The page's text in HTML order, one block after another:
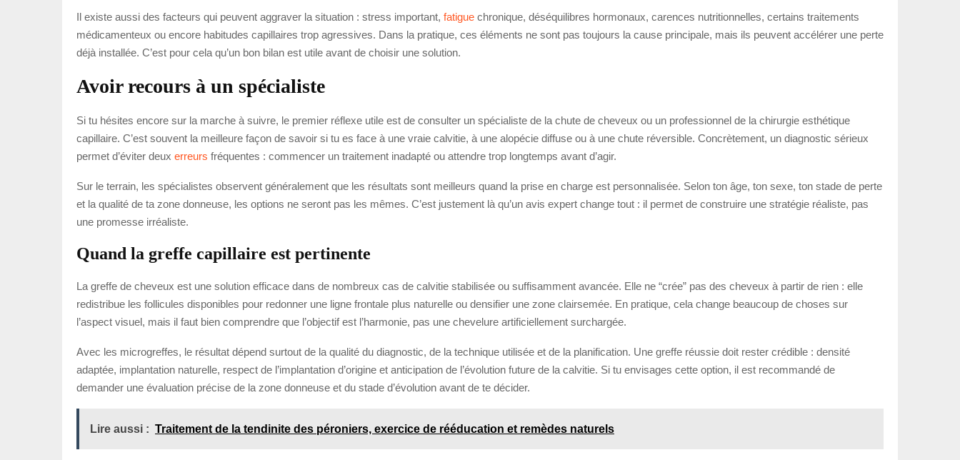
Il existe aussi des facteurs qui peuvent aggraver la situation : stress important, fatigue chronique, déséquilibres hormonaux, carences nutritionnelles, certains traitements
médicamenteux ou encore habitudes capillaires trop agressives. Dans la pratique, ces éléments ne sont pas toujours la cause principale, mais ils peuvent accélérer une perte
déjà installée. C’est pour cela qu’un bon bilan est utile avant de choisir une solution.
Avoir recours à un spécialiste
Si tu hésites encore sur la marche à suivre, le premier réflexe utile est de consulter un spécialiste de la chute de cheveux ou un professionnel de la chirurgie esthétique
capillaire. C’est souvent la meilleure façon de savoir si tu es face à une vraie calvitie, à une alopécie diffuse ou à une chute réversible. Concrètement, un diagnostic sérieux
permet d’éviter deux erreurs fréquentes : commencer un traitement inadapté ou attendre trop longtemps avant d’agir.
Sur le terrain, les spécialistes observent généralement que les résultats sont meilleurs quand la prise en charge est personnalisée. Selon ton âge, ton sexe, ton stade de perte
et la qualité de ta zone donneuse, les options ne seront pas les mêmes. C’est justement là qu’un avis expert change tout : il permet de construire une stratégie réaliste, pas
une promesse irréaliste.
Quand la greffe capillaire est pertinente
La greffe de cheveux est une solution efficace dans de nombreux cas de calvitie stabilisée ou suffisamment avancée. Elle ne “crée” pas des cheveux à partir de rien : elle
redistribue les follicules disponibles pour redonner une ligne frontale plus naturelle ou densifier une zone clairsemée. En pratique, cela change beaucoup de choses sur
l’aspect visuel, mais il faut bien comprendre que l’objectif est l’harmonie, pas une chevelure artificiellement surchargée.
Avec les microgreffes, le résultat dépend surtout de la qualité du diagnostic, de la technique utilisée et de la planification. Une greffe réussie doit rester crédible : densité
adaptée, implantation naturelle, respect de l’implantation d’origine et anticipation de l’évolution future de la calvitie. Si tu envisages cette option, il est recommandé de
demander une évaluation précise de la zone donneuse et du stade d’évolution avant de te décider.
Lire aussi : Traitement de la tendinite des péroniers, exercice de rééducation et remèdes naturels